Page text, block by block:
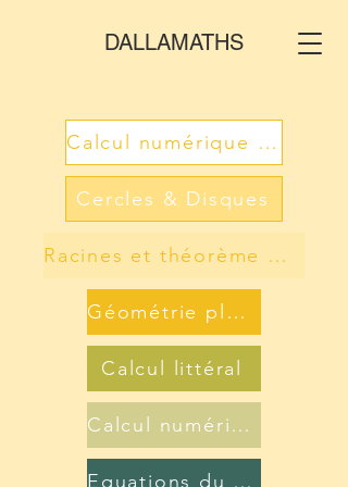
DALLAMATHS
Calcul numérique (N, Z, D)
Cercles & Disques
Racines et théorème de Pythagore
Géométrie plane
Calcul littéral
Calcul numérique 2 (Q, R)
Equations du 1er degré à 1 inconnue